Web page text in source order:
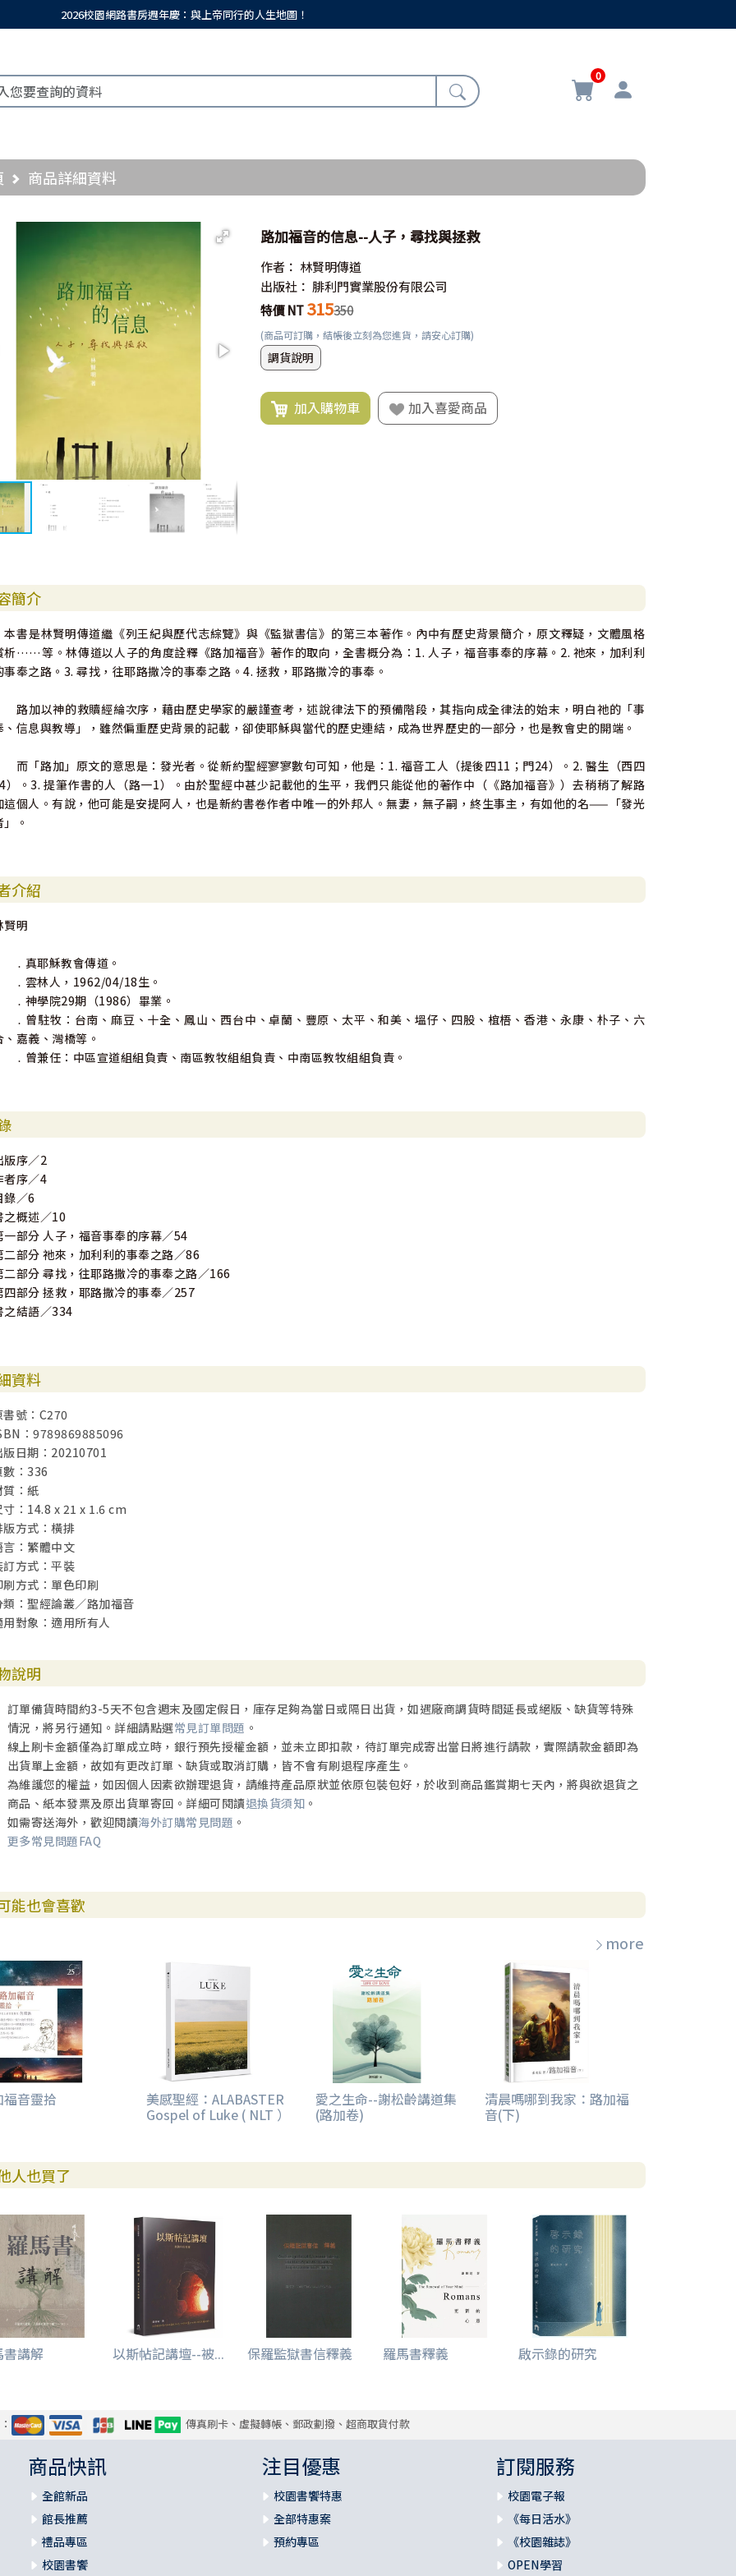
2026校園網路書房週年慶：與上帝同行的人生地圖！
0
商品詳細資料
路加福音的信息--人子，尋找與拯救
作者： 林賢明傳道
出版社： 腓利門實業股份有限公司
特價 NT315350
(商品可訂購，結帳後立刻為您進貨，請安心訂購)
調貨說明
加入購物車 加入喜愛商品
簡介
書是林賢明傳道繼《列王紀與歷代志綜覽》與《監獄書信》的第三本著作。內中有歷史背景簡介，原文釋疑，文體風格
析……等。林傳道以人子的角度詮釋《路加福音》著作的取向，全書概分為：1. 人子，福音事奉的序幕。2. 祂來，加利利
事奉之路。3. 尋找，往耶路撒冷的事奉之路。4. 拯救，耶路撒冷的事奉。
加以神的救贖經綸次序，藉由歷史學家的嚴謹查考，述說律法下的預備階段，其指向成全律法的始末，明白祂的「事
、信息與教導」，雖然偏重歷史背景的記載，卻使耶穌與當代的歷史連結，成為世界歷史的一部分，也是教會史的開端。
「路加」原文的意思是：發光者。從新約聖經寥寥數句可知，他是：1. 福音工人（提後四11；門24）。2. 醫生（西四
）。3. 提筆作書的人（路一1）。由於聖經中甚少記載他的生平，我們只能從他的著作中（《路加福音》）去稍稍了解路
這個人。有說，他可能是安提阿人，也是新約書卷作者中唯一的外邦人。無妻，無子嗣，終生事主，有如他的名——「發光
」。
介紹
賢明
真耶穌教會傳道。
雲林人，1962/04/18生。
神學院29期（1986）畢業。
曾駐牧：台南、麻豆、十全、鳳山、西台中、卓蘭、豐原、太平、和美、塭仔、四股、椬梧、香港、永康、朴子、六
、嘉義、灣橋等。
兼任：中區宣道組組負責、南區教牧組組負責、中南區教牧組組負責。
版序／2
者序／4
錄／6
之概述／10
一部分 人子，福音事奉的序幕／54
二部分 祂來，加利利的事奉之路／86
二部分 尋找，往耶路撒冷的事奉之路／166
四部分 拯救，耶路撒冷的事奉／257
之結語／334
資料
書號：C270
：9789869885096
版日期：20210701
數：336
質：紙
寸：14.8 x 21 x 1.6 cm
版方式：橫排
言：繁體中文
訂方式：平裝
刷方式：單色印刷
類：聖經論叢／路加福音
用對象：適用所有人
說明
訂單備貨時間約3-5天不包含週末及國定假日，庫存足夠為當日或隔日出貨，如遇廠商調貨時間延長或絕版、缺貨等特殊
情況，將另行通知。詳細請點選常見訂單問題 。
線上刷卡金額僅為訂單成立時，銀行預先授權金額，並未立即扣款，待訂單完成寄出當日將進行請款，實際請款金額即為
出貨單上金額，故如有更改訂單、缺貨或取消訂購，皆不會有刷退程序產生。
為維護您的權益，如因個人因素欲辦理退貨，請維持產品原狀並依原包裝包好，於收到商品鑑賞期七天內，將與欲退貨之
商品、紙本發票及原出貨單寄回。詳細可閱讀退換貨須知 。
如需寄送海外，歡迎閱讀海外訂購常見問題 。
更多常見問題FAQ
能也會喜歡
more
音靈拾 美感聖經：ALABASTER
Gospel of Luke ( NLT ）
愛之生命--謝松齡講道集
(路加卷)
清晨嗎哪到我家：路加福
音(下)
人也買了
講解 以斯帖記講壇--被... 保羅監獄書信釋義 羅馬書釋義 啟示錄的研究
傳真刷卡、虛擬轉帳、郵政劃撥、超商取貨付款
商品快訊
全館新品
館長推薦
禮品專區
校園書饗
注目優惠
校園書饗特惠
全部特惠案
預約專區
訂閱服務
校園電子報
《每日活水》
《校園雜誌》
OPEN學習